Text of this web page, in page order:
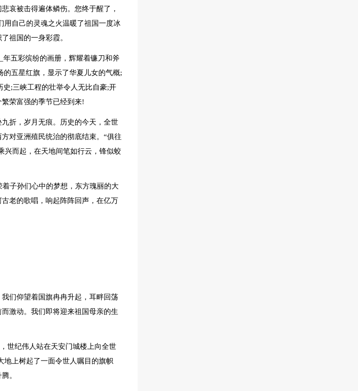
哀被击得遍体鳞伤。您终于醒了，
自己的灵魂之火温暖了祖国一度冰
祖国的一身彩霞。
年五彩缤纷的画册，辉耀着镰刀和斧
五星红旗，显示了华夏儿女的气概;
;三峡工程的壮举令人无比自豪;开
荣富强的季节已经到来!
折，岁月无痕。历史的今天，全世
对亚洲殖民统治的彻底结束。“俱往
兴而起，在天地间笔如行云，锋似蛟
子孙们心中的梦想，东方瑰丽的大
老的歌唱，响起阵阵回声，在亿万
们仰望着国旗冉冉升起，耳畔回荡
激动。我们即将迎来祖国母亲的生
世纪伟人站在天安门城楼上向全世
地上树起了一面令世人嘱目的旗帜
。